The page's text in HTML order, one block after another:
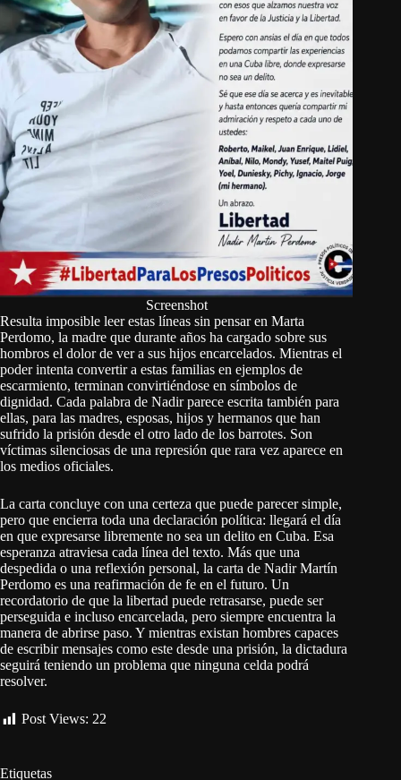
Screenshot
Resulta imposible leer estas líneas sin pensar en Marta
Perdomo, la madre que durante años ha cargado sobre sus
hombros el dolor de ver a sus hijos encarcelados. Mientras el
poder intenta convertir a estas familias en ejemplos de
escarmiento, terminan convirtiéndose en símbolos de
dignidad. Cada palabra de Nadir parece escrita también para
ellas, para las madres, esposas, hijos y hermanos que han
sufrido la prisión desde el otro lado de los barrotes. Son
víctimas silenciosas de una represión que rara vez aparece en
los medios oficiales.
La carta concluye con una certeza que puede parecer simple,
pero que encierra toda una declaración política: llegará el día
en que expresarse libremente no sea un delito en Cuba. Esa
esperanza atraviesa cada línea del texto. Más que una
despedida o una reflexión personal, la carta de Nadir Martín
Perdomo es una reafirmación de fe en el futuro. Un
recordatorio de que la libertad puede retrasarse, puede ser
perseguida e incluso encarcelada, pero siempre encuentra la
manera de abrirse paso. Y mientras existan hombres capaces
de escribir mensajes como este desde una prisión, la dictadura
seguirá teniendo un problema que ninguna celda podrá
resolver.
Post Views: 22
Etiquetas